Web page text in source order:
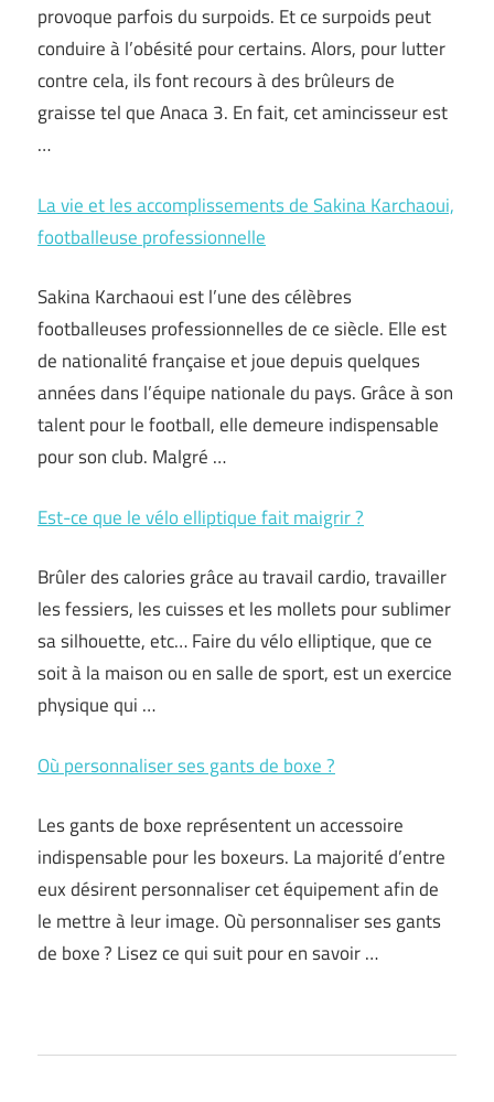
provoque parfois du surpoids. Et ce surpoids peut
conduire à l’obésité pour certains. Alors, pour lutter
contre cela, ils font recours à des brûleurs de
graisse tel que Anaca 3. En fait, cet amincisseur est
…
La vie et les accomplissements de Sakina Karchaoui,
footballeuse professionnelle
Sakina Karchaoui est l’une des célèbres
footballeuses professionnelles de ce siècle. Elle est
de nationalité française et joue depuis quelques
années dans l’équipe nationale du pays. Grâce à son
talent pour le football, elle demeure indispensable
pour son club. Malgré …
Est-ce que le vélo elliptique fait maigrir ?
Brûler des calories grâce au travail cardio, travailler
les fessiers, les cuisses et les mollets pour sublimer
sa silhouette, etc… Faire du vélo elliptique, que ce
soit à la maison ou en salle de sport, est un exercice
physique qui …
Où personnaliser ses gants de boxe ?
Les gants de boxe représentent un accessoire
indispensable pour les boxeurs. La majorité d’entre
eux désirent personnaliser cet équipement afin de
le mettre à leur image. Où personnaliser ses gants
de boxe ? Lisez ce qui suit pour en savoir …